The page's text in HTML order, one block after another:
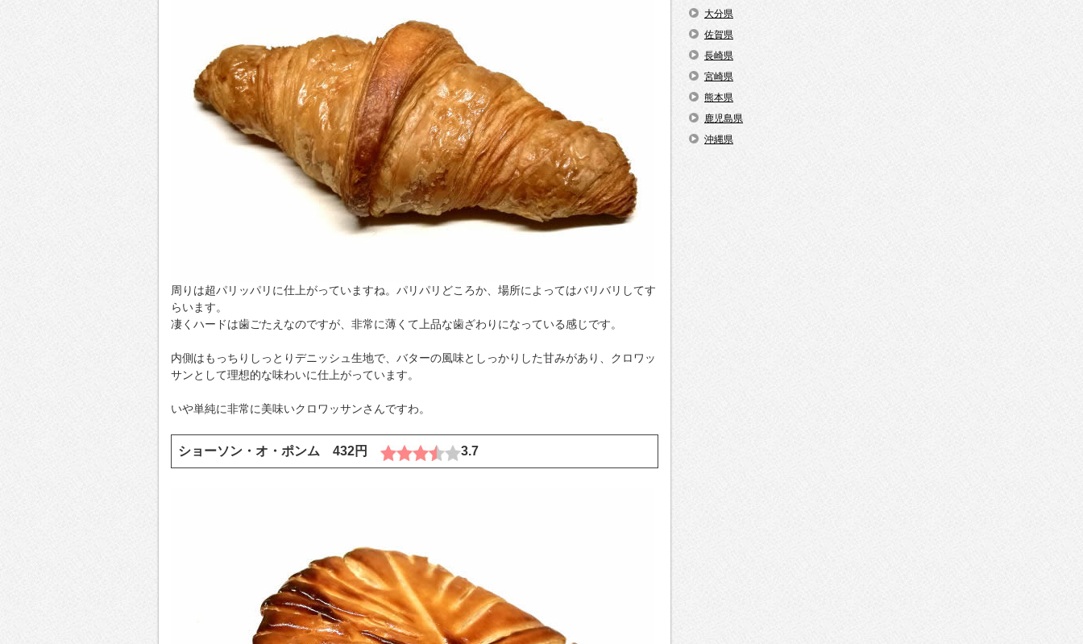
周りは超パリッパリに仕上がっていますね。パリパリどころか、場所によってはバリバリしてす
らいます。
凄くハードは歯ごたえなのですが、非常に薄くて上品な歯ざわりになっている感じです。
内側はもっちりしっとりデニッシュ生地で、バターの風味としっかりした甘みがあり、クロワッ
サンとして理想的な味わいに仕上がっています。
いや単純に非常に美味いクロワッサンさんですわ。
ショーソン・オ・ポンム 432円 3.7
大分県
佐賀県
長崎県
宮崎県
熊本県
鹿児島県
沖縄県